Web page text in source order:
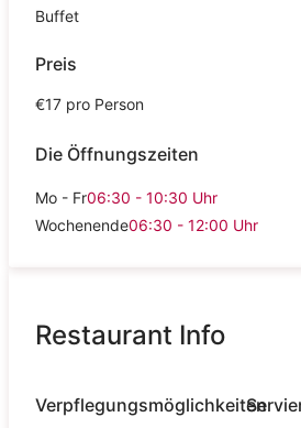
Buffet
Preis
€17 pro Person
Die Öffnungszeiten
Mo - Fr06:30 - 10:30 Uhr
Wochenende06:30 - 12:00 Uhr
Restaurant Info
Verpflegungsmöglichkeiten